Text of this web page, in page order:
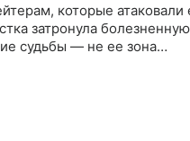
которые атаковали
затронула
судьбы — не ее зона